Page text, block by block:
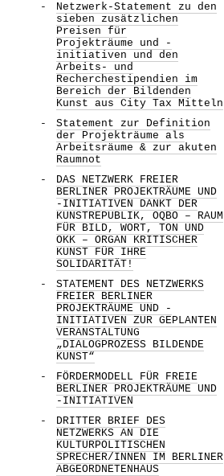
Netzwerk-Statement zu den
sieben zusätzlichen
Preisen für
Projekträume und -
initiativen und den
Arbeits- und
Recherchestipendien im
Bereich der Bildenden
Kunst aus City Tax Mitteln
Statement zur Definition
der Projekträume als
Arbeitsräume & zur akuten
Raumnot
DAS NETZWERK FREIER
BERLINER PROJEKTRÄUME UND
-INITIATIVEN DANKT DER
KUNSTREPUBLIK, OQBO – RAUM
FÜR BILD, WORT, TON UND
OKK – ORGAN KRITISCHER
KUNST FÜR IHRE
SOLIDARITÄT!
STATEMENT DES NETZWERKS
FREIER BERLINER
PROJEKTRÄUME UND -
INITIATIVEN ZUR GEPLANTEN
VERANSTALTUNG
„DIALOGPROZESS BILDENDE
KUNST“
FÖRDERMODELL FÜR FREIE
BERLINER PROJEKTRÄUME UND
-INITIATIVEN
DRITTER BRIEF DES
NETZWERKS AN DIE
KULTURPOLITISCHEN
SPRECHER/INNEN IM BERLINER
ABGEORDNETENHAUS